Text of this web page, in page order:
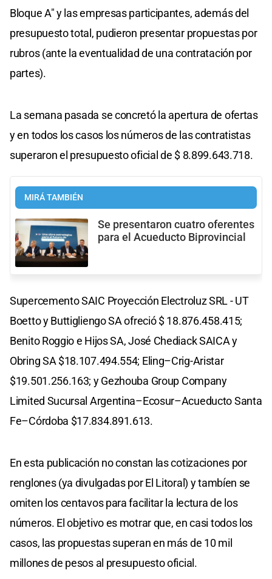
Bloque A" y las empresas participantes, además del
presupuesto total, pudieron presentar propuestas por
rubros (ante la eventualidad de una contratación por
partes).
La semana pasada se concretó la apertura de ofertas
y en todos los casos los números de las contratistas
superaron el presupuesto oficial de $ 8.899.643.718.
MIRÁ TAMBIÉN
Se presentaron cuatro oferentes
para el Acueducto Biprovincial
Supercemento SAIC Proyección Electroluz SRL - UT
Boetto y Buttigliengo SA ofreció $ 18.876.458.415;
Benito Roggio e Hijos SA, José Chediack SAICA y
Obring SA $18.107.494.554; Eling–Crig-Aristar
$19.501.256.163; y Gezhouba Group Company
Limited Sucursal Argentina–Ecosur–Acueducto Santa
Fe–Córdoba $17.834.891.613.
En esta publicación no constan las cotizaciones por
renglones (ya divulgadas por El Litoral) y tambíen se
omiten los centavos para facilitar la lectura de los
números. El objetivo es motrar que, en casi todos los
casos, las propuestas superan en más de 10 mil
millones de pesos al presupuesto oficial.